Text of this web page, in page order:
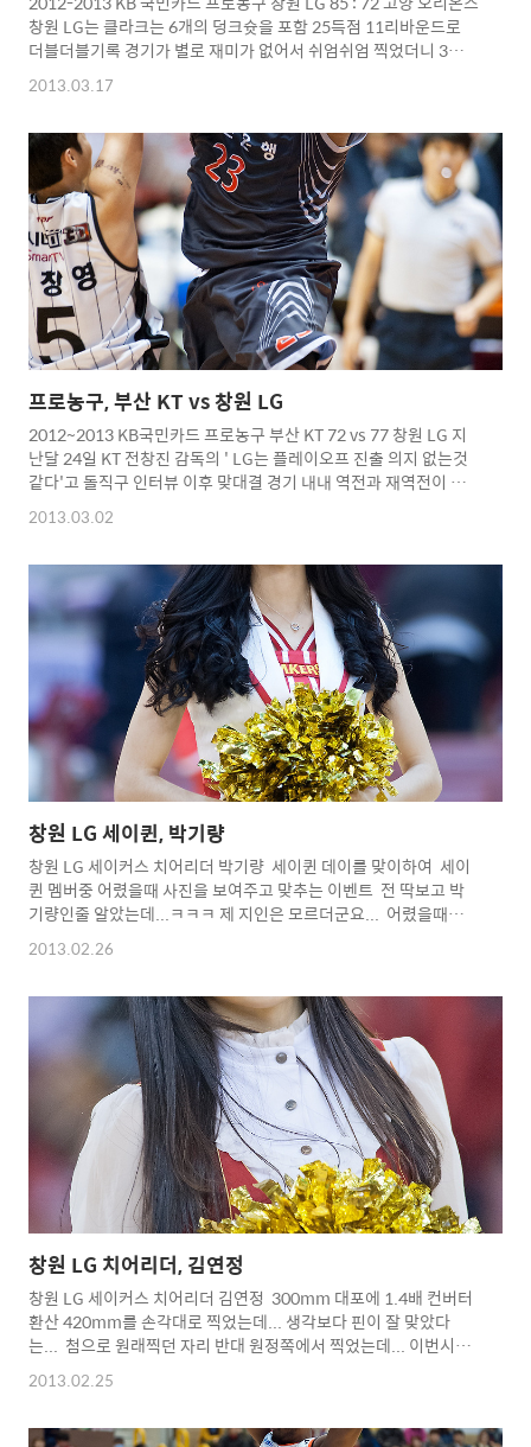
창원 LG는 클라크는 6개의 덩크슛을 포함 25득점 11리바운드로
더블더블기록 경기가 별로 재미가 없어서 쉬엄쉬엄 찍었더니 3개를
놓쳤군요...ㅋ 여태껏 농구장와서찍은 사진중 최소 셔터수를 기록
한듯...ㄷㄷㄷㄷ 요즘 농구가 영 재미가 없군요... 창원 원정도 오늘
에 패쓰... Copyright 2012. toodur2 All pictures cannot be
copied without permission. Copyright 2012. toodur2 All
pictures cannot be copied without permission.
2013.03.17
프로농구, 부산 KT vs 창원 LG
2012~2013 KB국민카드 프로농구 부산 KT 72 vs 77 창원 LG 지
난달 24일 KT 전창진 감독의 ' LG는 플레이오프 진출 의지 없는것
같다'고 돌직구 인터뷰 이후 맞대결 경기 내내 역전과 재역전이 반
복... KT는 4쿼터 중반 제스퍼 존슨의 3점슛으로 60-59로 역전으
나, 존슨이 드리블 하다가 정창영의 스틸에 이은 클라크에게 3득
는 3점슛 10개를 집중시키며 77-72로 승리 오늘도 너무 재미없는
경기 꼭 지는 경기를 하는 분위기 니가 가라~ 6강 플에이 오프...ㅋ
ㅋㅋㅋㅋㅋㅋㅋㅋㅋㅋ Copyright 2012. toodur2 All pictures
cannot be copied without permissi..
2013.03.02
창원 LG 세이퀸, 박기량
창원 LG 세이커스 치어리더 박기량 세이퀸 데이를 맞이하여 세이
퀸 멤버중 어렸을때 사진을 보여주고 맞추는 이벤트 전 딱보고 박
기량인줄 알았는데...ㅋㅋㅋ 제 지인은 모르더군요... 어렸을때부터
귀요미...^^ 이번 시즌 마지막 주말경기가 3월달에 딱 한게임 남았
군요... 그동안 수고많으셨어요... 박기량 화이팅 !!!
copied without
permission. Copyright 2012.
toodur2 All pictures cannot be copied without
permission.
2013.02.26
창원 LG 치어리더, 김연정
창원 LG 세이커스 치어리더 김연정 300mm 대포에 1.4배 컨버터
환산 420mm를 손각대로 찍었는데... 생각보다 핀이 잘 맞았다
는... 첨으로 원래찍던 자리 반대 원정쪽에서 찍었는데... 이번시즌
주말 마지막 경기도 이쪽에서 찍어야... Copyright 2012.
toodur2 All pictures cannot be copied without
All pictures cannot be copied without permission.
2013.02.25